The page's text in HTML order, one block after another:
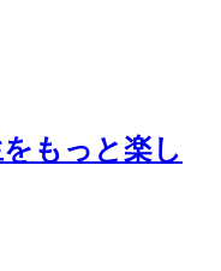
をもっと楽し